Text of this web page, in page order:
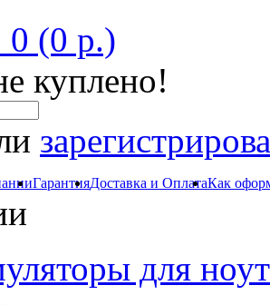
0 (0 р.)
куплено!
ГарантияДоставка и ОплатаКак
для